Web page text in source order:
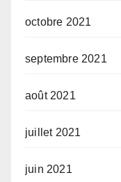
octobre 2021
septembre 2021
août 2021
juillet 2021
juin 2021